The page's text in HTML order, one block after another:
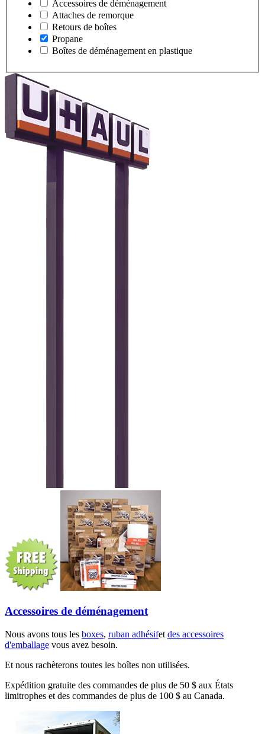
Accessoires de déménagement
Attaches de remorque
Retours de boîtes
Propane
Boîtes de déménagement en plastique
Accessoires de déménagement
Nous avons tous les boxes, ruban adhésifet des accessoires
d'emballage vous avez besoin.
Et nous rachèterons toutes les boîtes non utilisées.
Expédition gratuite des commandes de plus de 50 $ aux États
limitrophes et des commandes de plus de 100 $ au Canada.